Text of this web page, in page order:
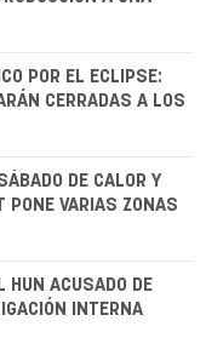
POR EL ECLIPSE:
CERRADAS A LOS
DE CALOR Y
PONE VARIAS ZONAS
HUN ACUSADO DE
INTERNA